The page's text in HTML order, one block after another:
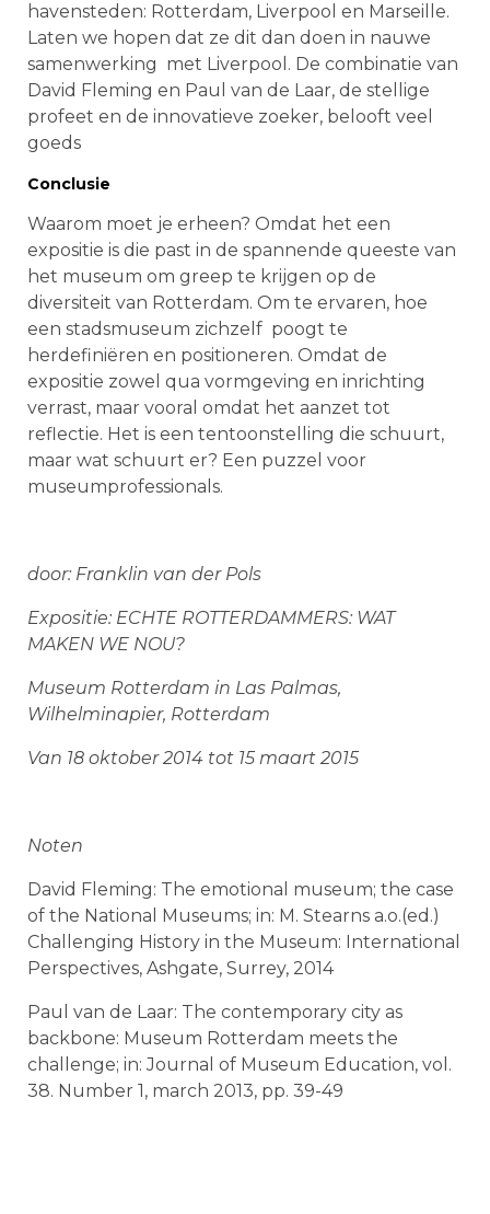
havensteden: Rotterdam, Liverpool en Marseille.
Laten we hopen dat ze dit dan doen in nauwe
samenwerking met Liverpool. De combinatie van
David Fleming en Paul van de Laar, de stellige
profeet en de innovatieve zoeker, belooft veel
goeds
Conclusie
Waarom moet je erheen? Omdat het een
expositie is die past in de spannende queeste van
het museum om greep te krijgen op de
diversiteit van Rotterdam. Om te ervaren, hoe
een stadsmuseum zichzelf poogt te
herdefiniëren en positioneren. Omdat de
expositie zowel qua vormgeving en inrichting
verrast, maar vooral omdat het aanzet tot
reflectie. Het is een tentoonstelling die schuurt,
maar wat schuurt er? Een puzzel voor
museumprofessionals.
door: Franklin van der Pols
Expositie: ECHTE ROTTERDAMMERS: WAT
MAKEN WE NOU?
Museum Rotterdam in Las Palmas,
Wilhelminapier, Rotterdam
Van 18 oktober 2014 tot 15 maart 2015
Noten
David Fleming: The emotional museum; the case
of the National Museums; in: M. Stearns a.o.(ed.)
Challenging History in the Museum: International
Perspectives, Ashgate, Surrey, 2014
Paul van de Laar: The contemporary city as
backbone: Museum Rotterdam meets the
challenge; in: Journal of Museum Education, vol.
38. Number 1, march 2013, pp. 39-49